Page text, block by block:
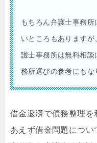
もちろん弁護士事務
いところもあります
護士事務所は無料相
務所選びの参考にもな
借金返済で債務整理を
あえず借金問題につい